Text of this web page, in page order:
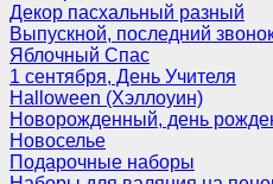
Декор пасхальный разный
Выпускной, последний
Яблочный Спас
1 сентября, День Учителя
Halloween (Хэллоуин)
Новорожденный, день
Новоселье
Подарочные наборы